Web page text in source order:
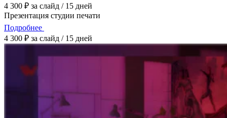
4 300 ₽ за слайд / 15 дней
Презентация студии печати
Подробнее
4 300 ₽ за слайд / 15 дней